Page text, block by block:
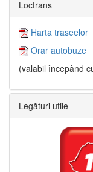
Loctrans
Harta traseelor
Orar autobuze
(valabil începând
Legături utile